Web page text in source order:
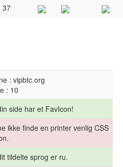
37
: vipbtc.org
: 10
side har et FavIcon!
ikke finde en printer venlig CSS
tildelte sprog er ru.